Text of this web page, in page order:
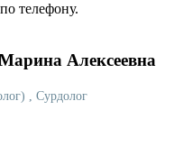
телефону.
Алексеевна
, Сурдолог